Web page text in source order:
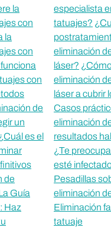
la
con
la
con
con
de
un
es el
de
Guía
Haz
especialista
tatuajes?
eliminación
láser?
eliminación
láser a cubrir
Casos
eliminación
resultados
¿Te
esté
Pesadillas
eliminación
Eliminación
tatuaje